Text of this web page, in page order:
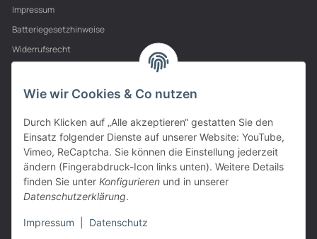
Impressum
Batteriegesetzhinweise
Widerrufsrecht
PARTNER
Wie wir Cookies & Co nutzen
Durch Klicken auf „Alle akzeptieren“ gestatten Sie den
Einsatz folgender Dienste auf unserer Website: YouTube,
Vimeo, ReCaptcha. Sie können die Einstellung jederzeit
ändern (Fingerabdruck-Icon links unten). Weitere Details
finden Sie unter Konfigurieren und in unserer
Datenschutzerklärung.
Impressum Datenschutz